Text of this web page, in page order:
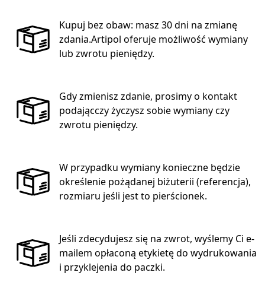
Kupuj bez obaw: masz 30 dni na zmianę
zdania.Artipol oferuje możliwość wymiany
lub zwrotu pieniędzy.
Gdy zmienisz zdanie, prosimy o kontakt
podającczy życzysz sobie wymiany czy
zwrotu pieniędzy.
W przypadku wymiany konieczne będzie
określenie pożądanej biżuterii (referencja),
rozmiaru jeśli jest to pierścionek.
Jeśli zdecydujesz się na zwrot, wyślemy Ci e-
mailem opłaconą etykietę do wydrukowania
i przyklejenia do paczki.